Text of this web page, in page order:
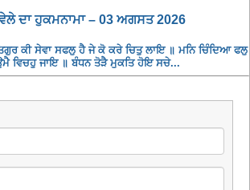
ਦਾ ਹੁਕਮਨਾਮਾ – 03 ਅਗਸਤ 2026
ਕੀ ਸੇਵਾ ਸਫਲੁ ਹੈ ਜੇ ਕੋ ਕਰੇ ਚਿਤੁ ਲਾਇ ॥ ਮਨਿ ਚਿੰਦਿਆ ਫਲੁ
ਵਿਚਹੁ ਜਾਇ ॥ ਬੰਧਨ ਤੋੜੈ ਮੁਕਤਿ ਹੋਇ ਸਚੇ...